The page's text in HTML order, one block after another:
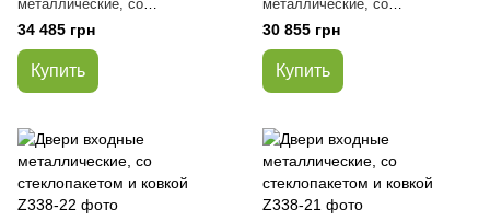
металлические, со
стеклопакетом и ковкой
34 485 грн
Купить
металлические, со
стеклопакетом и ковкой
30 855 грн
Купить